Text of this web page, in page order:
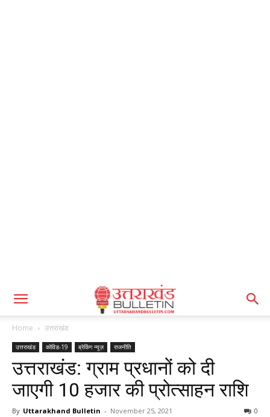
Home उत्तराखंड
उत्तराखंड कोविड-19 ब्रेकिंग न्यूज़ राजनीति
उत्तराखंड: ग्राम प्रधानों को दी
जाएगी 10 हजार की प्रोत्साहन राशि
By Uttarakhand Bulletin - November 25, 2021 0